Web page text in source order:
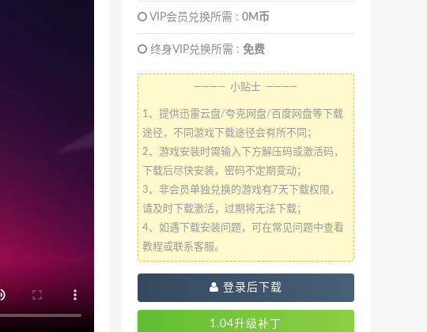
VIP会员兑换所需 : 0M币
终身VIP兑换所需 : 免费
———— 小贴士 ————
1、提供迅雷云盘/夸克网盘/百度网盘等下载
途径，不同游戏下载途径会有所不同；
2、游戏安装时需输入下方解压码或激活码，
下载后尽快安装，密码不定期变动；
3、非会员单独兑换的游戏有7天下载权限，
请及时下载激活，过期将无法下载；
4、如遇下载安装问题，可在常见问题中查看
教程或联系客服。
登录后下载
1.04升级补丁